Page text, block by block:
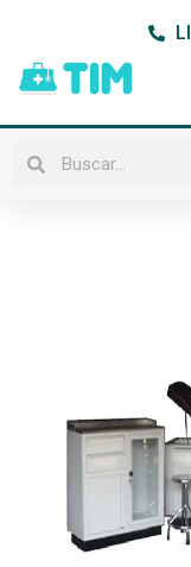
contenido
Buscar